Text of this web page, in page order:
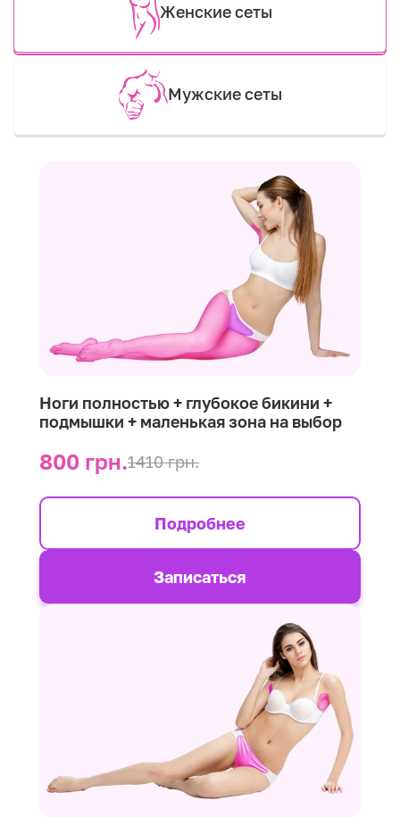
Женские сеты
Мужские сеты
Ноги полностью + глубокое бикини +
подмышки + маленькая зона на выбор
800 грн.1410 грн.
Подробнее
Записаться